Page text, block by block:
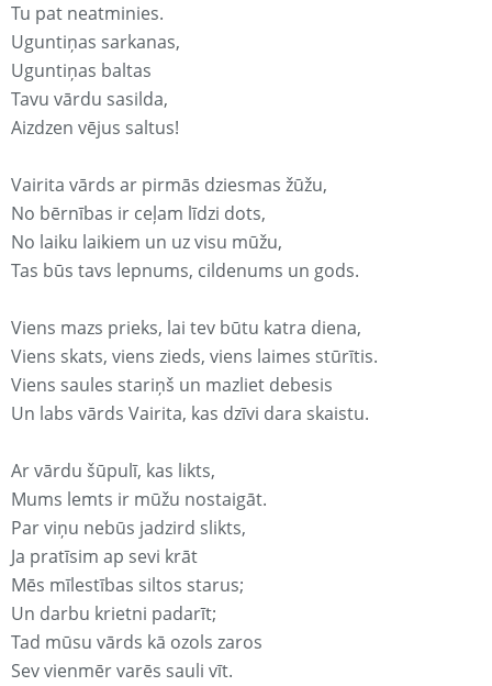
Tu pat neatminies.
Uguntiņas sarkanas,
Uguntiņas baltas
Tavu vārdu sasilda,
Aizdzen vējus saltus!
Vairita vārds ar pirmās dziesmas žūžu,
No bērnības ir ceļam līdzi dots,
No laiku laikiem un uz visu mūžu,
Tas būs tavs lepnums, cildenums un gods.
Viens mazs prieks, lai tev būtu katra diena,
Viens skats, viens zieds, viens laimes stūrītis.
Viens saules stariņš un mazliet debesis
Un labs vārds Vairita, kas dzīvi dara skaistu.
Ar vārdu šūpulī, kas likts,
Mums lemts ir mūžu nostaigāt.
Par viņu nebūs jadzird slikts,
Ja pratīsim ap sevi krāt
Mēs mīlestības siltos starus;
Un darbu krietni padarīt;
Tad mūsu vārds kā ozols zaros
Sev vienmēr varēs sauli vīt.